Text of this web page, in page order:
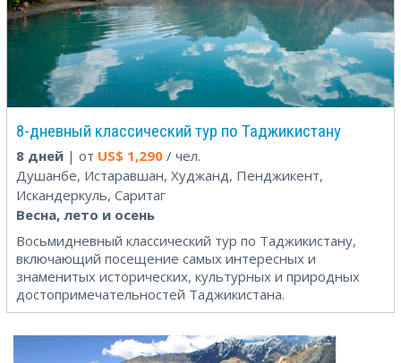
8-дневный классический тур по Таджикистану
8 дней | от US$ 1,290 / чел.
Душанбе, Истаравшан, Худжанд, Пенджикент,
Искандеркуль, Саритаг
Весна, лето и осень
Восьмидневный классический тур по Таджикистану,
включающий посещение самых интересных и
знаменитых исторических, культурных и природных
достопримечательностей Таджикистана.